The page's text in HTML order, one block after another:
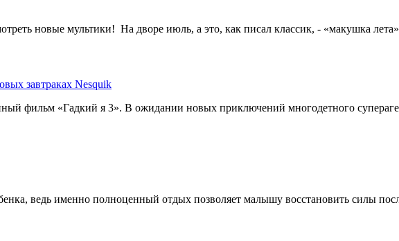
новые мультики! На дворе июль, а это, как писал классик, - «макушка
завтраках Nesquik
фильм «Гадкий я 3». В ожидании новых приключений многодетного
ведь именно полноценный отдых позволяет малышу восстановить силы